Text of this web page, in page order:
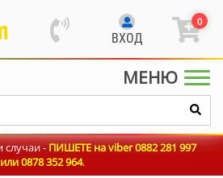
ВХОД
0
МЕНЮ
случаи -ПИШЕТЕ на viber 0882 281 997
или0878 352 964.